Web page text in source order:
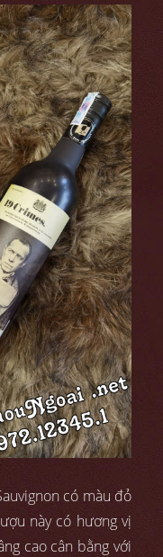
có màu đỏ
này có hương vị
cao cân bằng với